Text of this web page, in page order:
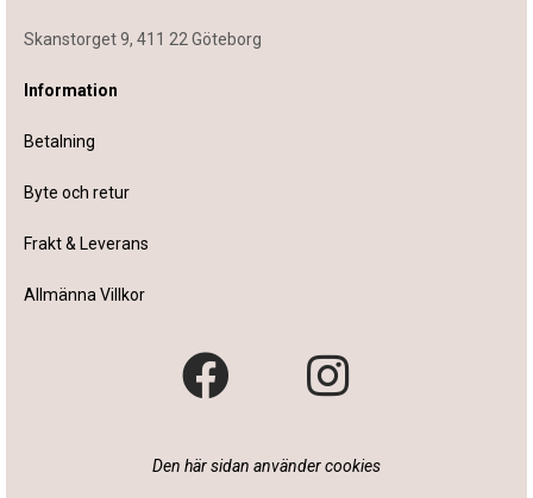
Skanstorget 9, 411 22 Göteborg
Information
Betalning
Byte och retur
Frakt & Leverans
Allmänna Villkor
Den här sidan använder cookies